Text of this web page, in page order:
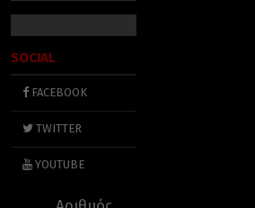
SOCIAL
FACEBOOK
TWITTER
YOUTUBE